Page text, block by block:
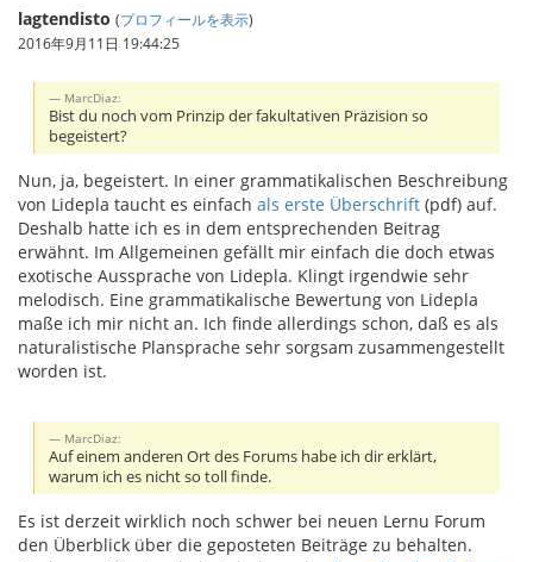
lagtendisto (プロフィールを表示)
2016年9月11日 19:44:25
MarcDiaz:
Bist du noch vom Prinzip der fakultativen Präzision so
begeistert?
Nun, ja, begeistert. In einer grammatikalischen Beschreibung
von Lidepla taucht es einfach als erste Überschrift (pdf) auf.
Deshalb hatte ich es in dem entsprechenden Beitrag
erwähnt. Im Allgemeinen gefällt mir einfach die doch etwas
exotische Aussprache von Lidepla. Klingt irgendwie sehr
melodisch. Eine grammatikalische Bewertung von Lidepla
maße ich mir nicht an. Ich finde allerdings schon, daß es als
naturalistische Plansprache sehr sorgsam zusammengestellt
worden ist.
MarcDiaz:
Auf einem anderen Ort des Forums habe ich dir erklärt,
warum ich es nicht so toll finde.
Es ist derzeit wirklich noch schwer bei neuen Lernu Forum
den Überblick über die geposteten Beiträge zu behalten.